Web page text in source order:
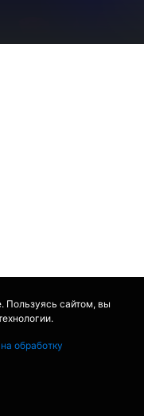
Пользуясь сайтом, вы
обработку